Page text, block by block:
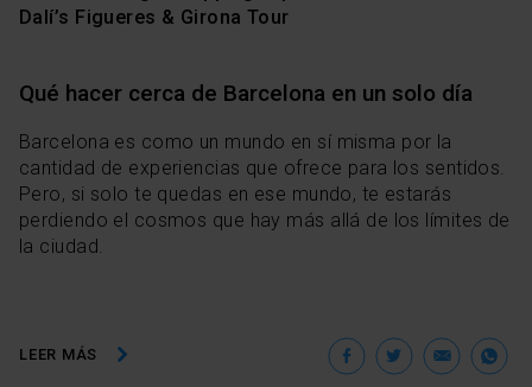
Dalí’s Figueres & Girona Tour
Qué hacer cerca de Barcelona en un solo día
Barcelona es como un mundo en sí misma por la
cantidad de experiencias que ofrece para los sentidos.
Pero, si solo te quedas en ese mundo, te estarás
perdiendo el cosmos que hay más allá de los límites de
la ciudad.
LEER MÁS Facebook
Twitter